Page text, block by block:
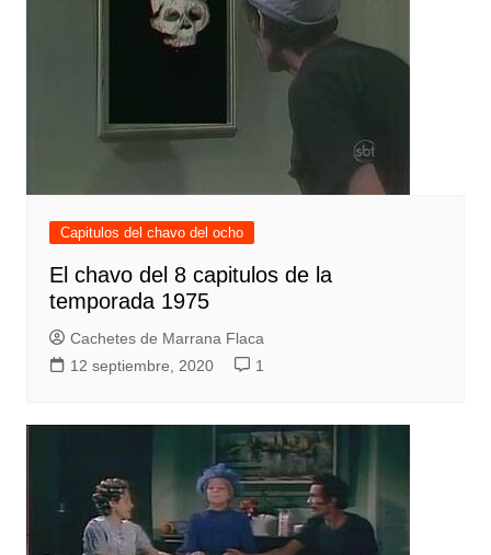
Capitulos del chavo del ocho
El chavo del 8 capitulos de la
temporada 1975
Cachetes de Marrana Flaca
12 septiembre, 2020
1